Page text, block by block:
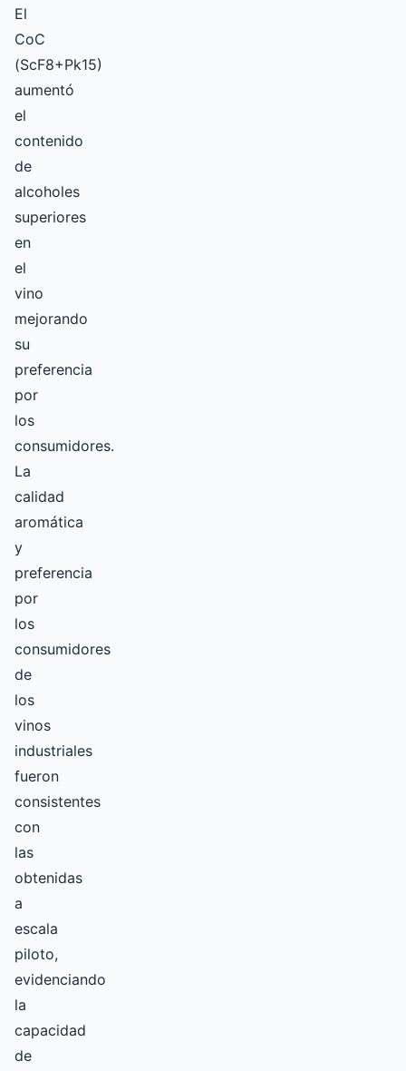
El
CoC
(ScF8+Pk15)
aumentó
el
contenido
de
alcoholes
superiores
en
el
vino
mejorando
su
preferencia
por
los
consumidores.
La
calidad
aromática
y
preferencia
por
los
consumidores
de
los
vinos
industriales
fueron
consistentes
con
las
obtenidas
a
escala
piloto,
evidenciando
la
capacidad
de